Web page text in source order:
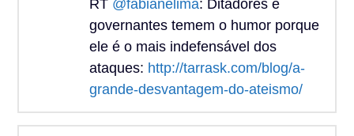
RT @fabianelima: Ditadores e
governantes temem o humor porque
ele é o mais indefensável dos
ataques: http://tarrask.com/blog/a-
grande-desvantagem-do-ateismo/